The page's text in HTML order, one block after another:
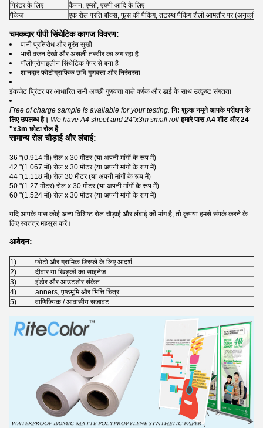
प्रिंटर के लिए
कैनन, एप्सों, एचपी आदि के लिए
पैकेज
एक रोल प्रति बॉक्स, फूस की पैकिंग, तटस्थ पैकिंग शैली आमतौर पर (अनुकूलित
चमकदार पीपी सिंथेटिक कागज विवरण:
पानी प्रतिरोध और तुरंत सूखी
भारी वजन देखो और असली तस्वीर का लग रहा है
पॉलीप्रोपाइलीन सिंथेटिक पेपर से बना है
शानदार फोटोग्राफिक छवि गुणवत्ता और निरंतरता
इंकजेट प्रिंटर पर आधारित सभी अच्छी गुणवत्ता वाले वर्णक और डाई के साथ उत्कृष्ट संगतता
Free of charge sample is avaliable for your testing. नि: शुल्क नमूने आपके परीक्षण के
लिए उपलब्ध है। We have A4 sheet and 24"x3m small roll हमारे पास A4 शीट और 24
"x3m छोटा रोल है
सामान्य रोल चौड़ाई और लंबाई:
36 "(0.914 मी) रोल x 30 मीटर (या अपनी मांगों के रूप में)
42 "(1.067 मी) रोल x 30 मीटर (या अपनी मांगों के रूप में)
44 "(1.118 मी) रोल 30 मीटर (या अपनी मांगों के रूप में)
50 "(1.27 मीटर) रोल x 30 मीटर (या अपनी मांगों के रूप में)
60 "(1.524 मी) रोल x 30 मीटर (या अपनी मांगों के रूप में)
यदि आपके पास कोई अन्य विशिष्ट रोल चौड़ाई और लंबाई की मांग है, तो कृपया हमसे संपर्क करने के
लिए स्वतंत्र महसूस करें।
आवेदन:
1)
फोटो और ग्रामिक डिस्प्ले के लिए आदर्श
2)
दीवार या खिड़की का साइनेज
3)
इंडोर और आउटडोर संकेत
4)
anners, पृष्ठभूमि और भित्ति चित्र
5)
वाणिज्यिक / आवासीय सजावट